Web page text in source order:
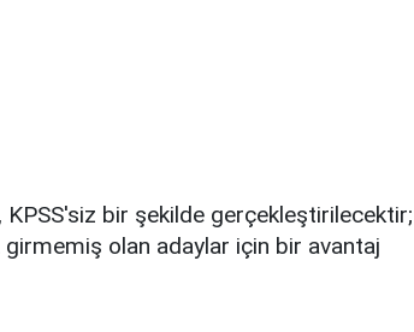
KPSS'siz bir şekilde gerçekleştirilecektir;
girmemiş olan adaylar için bir avantaj